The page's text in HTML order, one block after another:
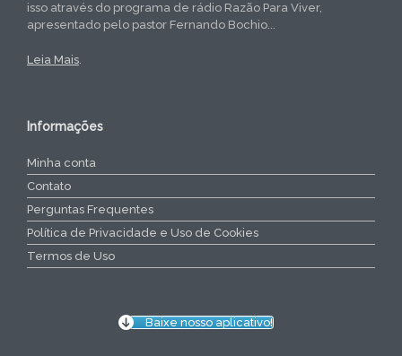
isso através do programa de rádio Razão Para Viver,
apresentado pelo pastor Fernando Bochio...
Leia Mais
Informações
Minha conta
Contato
Perguntas Frequentes
Política de Privacidade e Uso de Cookies
Termos de Uso
Baixe nosso aplicativo!